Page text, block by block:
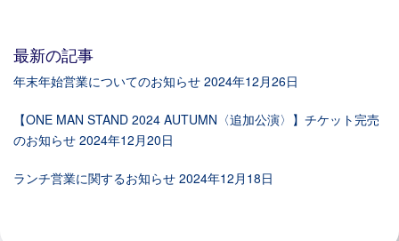
最新の記事
年末年始営業についてのお知らせ 2024年12月26日
【ONE MAN STAND 2024 AUTUMN〈追加公演〉】チケット完売
のお知らせ 2024年12月20日
ランチ営業に関するお知らせ 2024年12月18日